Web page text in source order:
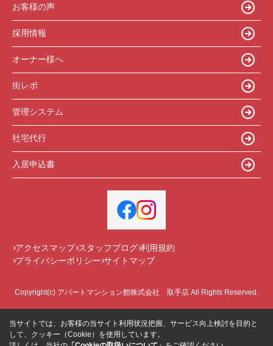
お客様の声
採用情報
オーナー様へ
街レポ
管理システム
社宅代行
入居申込書
アクセスマップ スタッフブログ 利用規約
プライバシーポリシー サイトマップ
Copyright(c) アパートマンション館株式会社 取手店 All Rights Reserved.
当サイトでは、お客様の当サイト利用状況把握、サービス向上検討を目的と
して、クッキー（Cookie）を使用しています。